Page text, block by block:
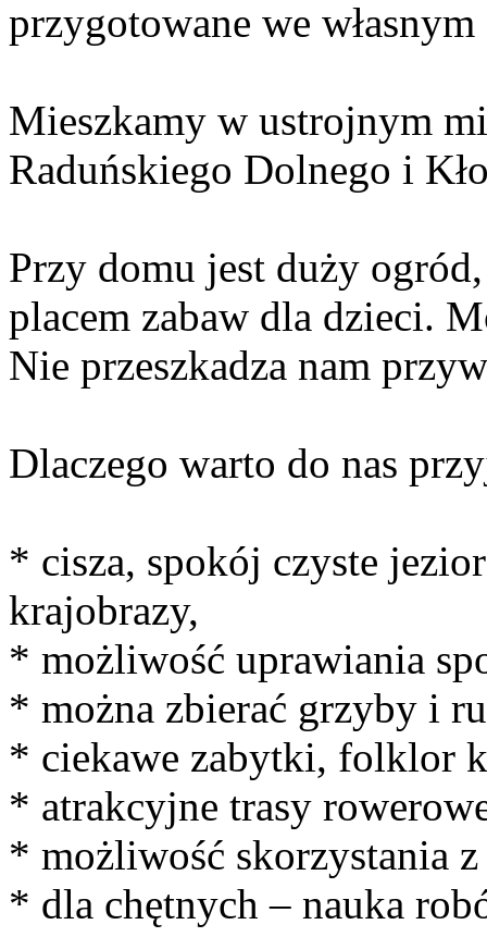
przygotowane we własnym
Mieszkamy w ustrojnym
Raduńskiego Dolnego i
Przy domu jest duży
placem zabaw dla dzieci.
Nie przeszkadza nam
Dlaczego warto do nas
* cisza, spokój czyste
krajobrazy,
* możliwość uprawiania
* można zbierać grzyby i
* ciekawe zabytki, folklor
* atrakcyjne trasy
* możliwość skorzystania
* dla chętnych – nauka